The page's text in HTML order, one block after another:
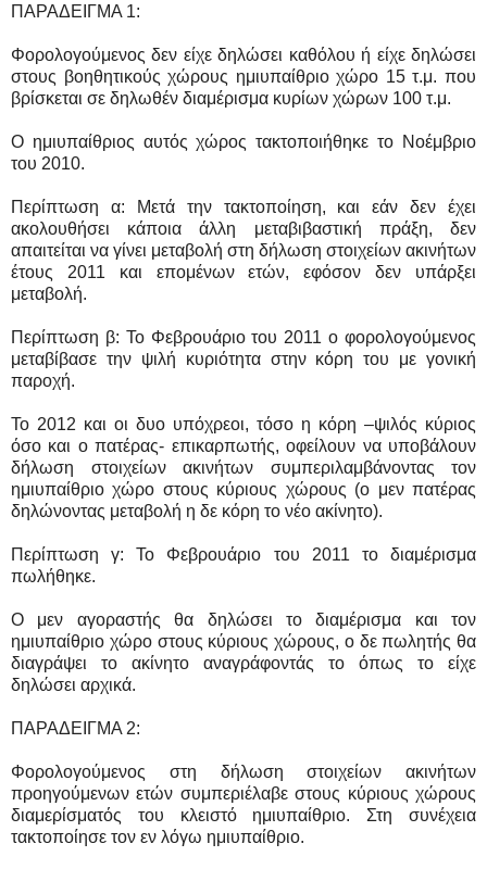
ΠΑΡΑΔΕΙΓΜΑ 1:
Φορολογούμενος δεν είχε δηλώσει καθόλου ή είχε δηλώσει
στους βοηθητικούς χώρους ημιυπαίθριο χώρο 15 τ.μ. που
βρίσκεται σε δηλωθέν διαμέρισμα κυρίων χώρων 100 τ.μ.
Ο ημιυπαίθριος αυτός χώρος τακτοποιήθηκε το Νοέμβριο
του 2010.
Περίπτωση α: Μετά την τακτοποίηση, και εάν δεν έχει
ακολουθήσει κάποια άλλη μεταβιβαστική πράξη, δεν
απαιτείται να γίνει μεταβολή στη δήλωση στοιχείων ακινήτων
έτους 2011 και επομένων ετών, εφόσον δεν υπάρξει
μεταβολή.
Περίπτωση β: Το Φεβρουάριο του 2011 ο φορολογούμενος
μεταβίβασε την ψιλή κυριότητα στην κόρη του με γονική
παροχή.
Το 2012 και οι δυο υπόχρεοι, τόσο η κόρη –ψιλός κύριος
όσο και ο πατέρας- επικαρπωτής, οφείλουν να υποβάλουν
δήλωση στοιχείων ακινήτων συμπεριλαμβάνοντας τον
ημιυπαίθριο χώρο στους κύριους χώρους (ο μεν πατέρας
δηλώνοντας μεταβολή η δε κόρη το νέο ακίνητο).
Περίπτωση γ: Το Φεβρουάριο του 2011 το διαμέρισμα
πωλήθηκε.
Ο μεν αγοραστής θα δηλώσει το διαμέρισμα και τον
ημιυπαίθριο χώρο στους κύριους χώρους, ο δε πωλητής θα
διαγράψει το ακίνητο αναγράφοντάς το όπως το είχε
δηλώσει αρχικά.
ΠΑΡΑΔΕΙΓΜΑ 2:
Φορολογούμενος στη δήλωση στοιχείων ακινήτων
προηγούμενων ετών συμπεριέλαβε στους κύριους χώρους
διαμερίσματός του κλειστό ημιυπαίθριο. Στη συνέχεια
τακτοποίησε τον εν λόγω ημιυπαίθριο.